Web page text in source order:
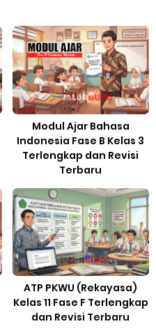
Modul Ajar Bahasa
Indonesia Fase B Kelas 3
Terlengkap dan Revisi
Terbaru
ATP PKWU (Rekayasa)
Kelas 11 Fase F Terlengkap
dan Revisi Terbaru